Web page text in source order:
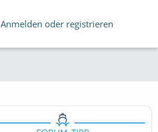
Anmelden oder registrieren